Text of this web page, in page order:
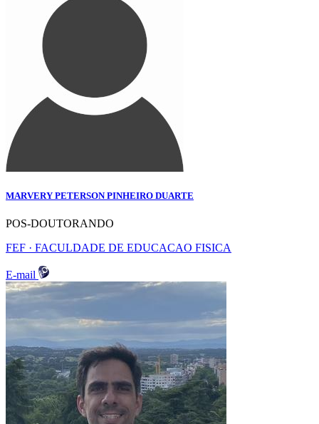
MARVERY PETERSON PINHEIRO DUARTE
POS-DOUTORANDO
FEF · FACULDADE DE EDUCACAO FISICA
E-mail